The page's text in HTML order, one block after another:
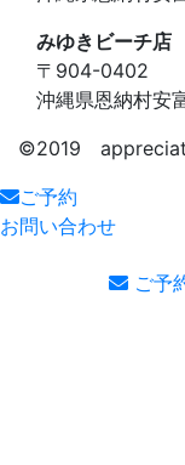
みゆきビーチ店
〒904-0402
沖縄県恩納村安
©️2019
ご予約
お問い合わせ
ご予